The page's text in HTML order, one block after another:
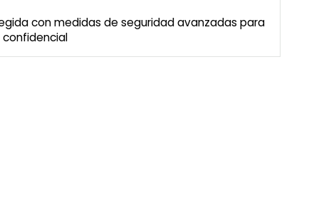
con medidas de seguridad avanzadas para